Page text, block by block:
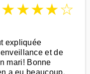
★★★★☆
expliquée
et de
mari! Bonne
a eu beaucoup,